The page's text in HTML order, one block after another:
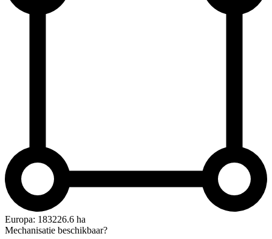
Europa: 183226.6 ha
Mechanisatie beschikbaar?